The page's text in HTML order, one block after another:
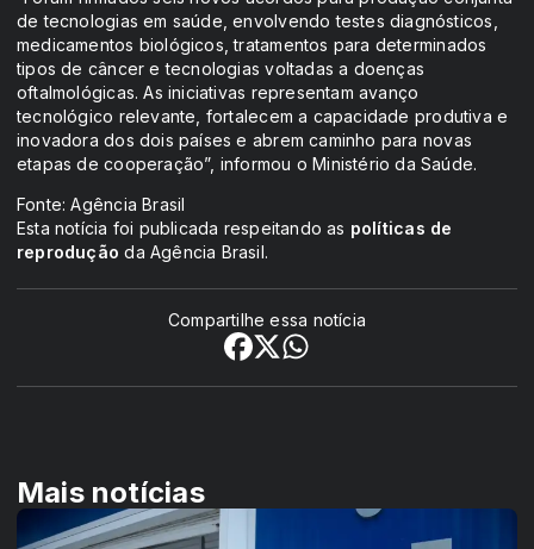
de tecnologias em saúde, envolvendo testes diagnósticos,
medicamentos biológicos, tratamentos para determinados
tipos de câncer e tecnologias voltadas a doenças
oftalmológicas. As iniciativas representam avanço
tecnológico relevante, fortalecem a capacidade produtiva e
inovadora dos dois países e abrem caminho para novas
etapas de cooperação”, informou o Ministério da Saúde.
Fonte: Agência Brasil
Esta notícia foi publicada respeitando as políticas de
reprodução da Agência Brasil.
Compartilhe essa notícia
Mais notícias